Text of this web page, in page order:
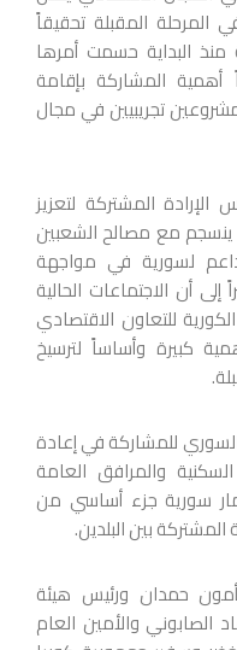
المرحلة المقبلة تحقيقاً
البداية حسمت أمرها
أهمية المشاركة بإقامة
تجريبيين في مجال
المشتركة لتعزيز
ينسجم مع مصالح الشعبين
لسورية في مواجهة
أن الاجتماعات الحالية
للتعاون الاقتصادي
كبيرة وأساساً لترسيخ
السوري للمشاركة في إعادة
والمرافق العامة
سورية جزء أساسي من
بين البلدين.
حمدان ورئيس هيئة
الصابوني والأمين العام